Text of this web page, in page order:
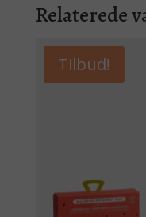
Relaterede
Tilbud!